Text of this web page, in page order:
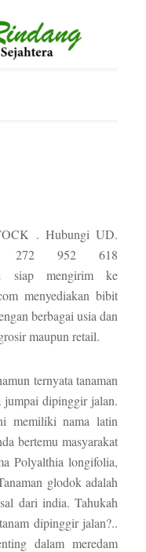
. Hubungi UD.
272 952 618
siap mengirim ke
menyediakan bibit
berbagai usia dan
maupun retail.
ternyata tanaman
jumpai dipinggir jalan.
memiliki nama latin
bertemu masyarakat
Polyalthia longifolia,
glodok adalah
dari india. Tahukah
dipinggir jalan?..
dalam meredam